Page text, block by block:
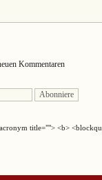
Kommentaren
title=""> <b>